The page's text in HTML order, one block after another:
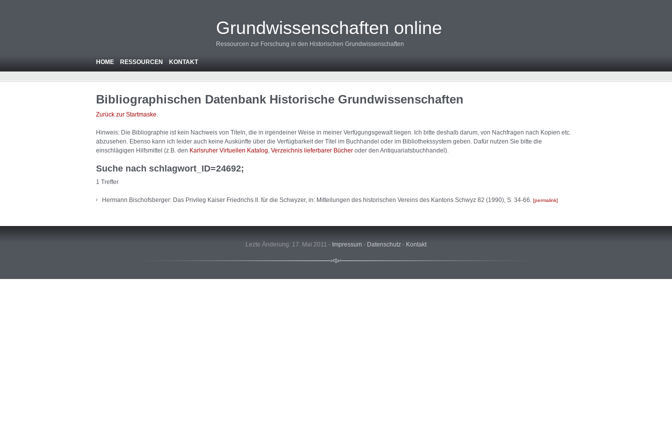
Grundwissenschaften online
Ressourcen zur Forschung in den Historischen Grundwissenschaften
HOME RESSOURCEN KONTAKT
Bibliographischen Datenbank Historische Grundwissenschaften
Zurück zur Startmaske.
Hinweis: Die Bibliographie ist kein Nachweis von Titeln, die in irgendeiner Weise in meiner Verfügungsgewalt liegen. Ich bitte deshalb darum, von Nachfragen nach Kopien etc.
abzusehen. Ebenso kann ich leider auch keine Auskünfte über die Verfügbarkeit der Titel im Buchhandel oder im Bibliothekssystem geben. Dafür nutzen Sie bitte die
einschlägigen Hilfsmittel (z.B. den Karlsruher Virtuellen Katalog Verzeichnis lieferbarer Bücher oder den Antiquariatsbuchhandel).
Suche nach schlagwort_ID=24692;
1 Treffer
Hermann Bischofsberger: Das Privileg Kaiser Friedrichs II. für die Schwyzer, in: Mitteilungen des historischen Vereins des Kantons Schwyz 82 (1990), S. 34-66. permalink
Lezte Änderung: 17. Mai 2011 - Impressum - Datenschutz - Kontakt